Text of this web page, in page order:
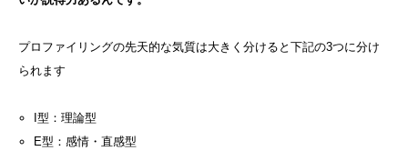
プロファイリングの先天的な気質は大きく分けると下記の3つに分け
られます
I型：理論型
E型：感情・直感型